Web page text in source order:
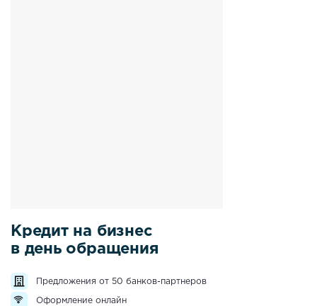
Кредит на бизнес
в день обращения
Предложения от 50 банков-партнеров
Оформление онлайн